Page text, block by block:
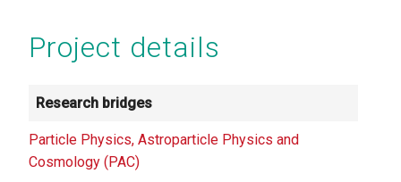
Project details
Research bridges
Particle Physics, Astroparticle Physics and
Cosmology (PAC)